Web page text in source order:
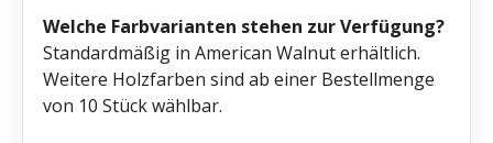
Welche Farbvarianten stehen zur Verfügung?
Standardmäßig in American Walnut erhältlich.
Weitere Holzfarben sind ab einer Bestellmenge
von 10 Stück wählbar.